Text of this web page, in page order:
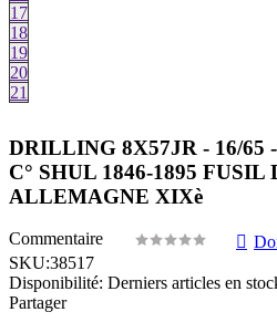
17
18
19
20
21
DRILLING 8X57JR - 16/65
C° SHUL 1846-1895 FUSIL
ALLEMAGNE XIXè
Commentaire
SKU:38517
Disponibilité: Derniers articles en
Partager